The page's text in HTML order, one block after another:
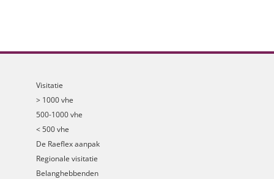
Visitatie
> 1000 vhe
500-1000 vhe
< 500 vhe
De Raeflex aanpak
Regionale visitatie
Belanghebbenden